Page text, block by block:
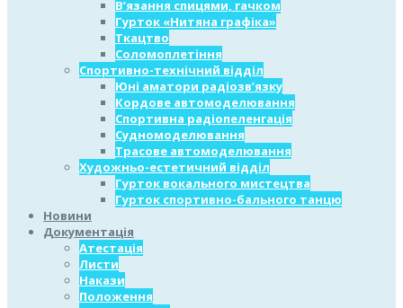
В’язання спицями, гачком
Гурток «Нитяна графіка»
Ткацтво
Соломоплетіння
Спортивно-технічний відділ
Юні аматори радіозв’язку
Кордове автомоделювання
Спортивна радіопеленгація
Судномоделювання
Трасове автомоделювання
Художньо-естетичний відділ
Гурток вокального мистецтва
Гурток спортивно-бального танцю
Новини
Документація
Атестація
Листи
Накази
Положення